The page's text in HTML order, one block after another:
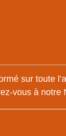
sur toute
vous à notre